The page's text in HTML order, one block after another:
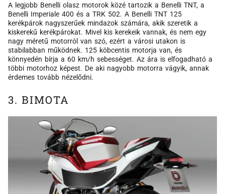
A legjobb Benelli olasz motorok közé tartozik a Benelli TNT, a
Benelli Imperiale 400 és a TRK 502. A Benelli TNT 125
kerékpárok nagyszerűek mindazok számára, akik szeretik a
kiskerekű kerékpárokat. Mivel kis kerekeik vannak, és nem egy
nagy méretű motorról van szó, ezért a városi utakon is
stabilabban működnek. 125 köbcentis motorja van, és
könnyedén bírja a 60 km/h sebességet. Az ára is elfogadható a
többi motorhoz képest. De aki nagyobb motorra vágyik, annak
érdemes tovább nézelődni.
3. BIMOTA